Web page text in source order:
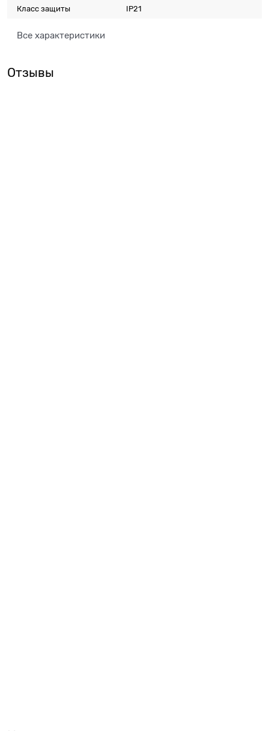
Класс защиты IP21
Все характеристики
Отзывы